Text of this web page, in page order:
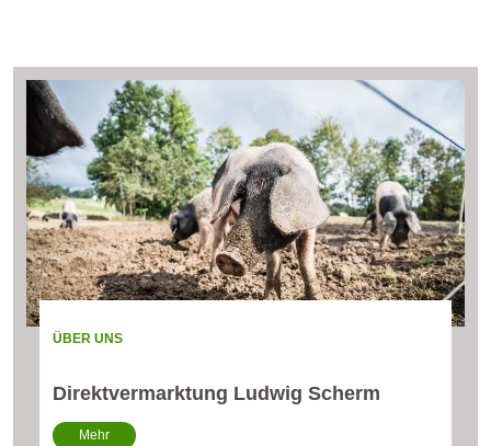
ÜBER UNS
Direktvermarktung Ludwig Scherm
Mehr